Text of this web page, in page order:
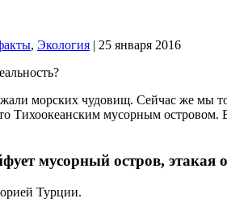
, Экология | 25 января 2016
морских чудовищ. Сейчас же мы
мусорным островом.
мусорный остров, этакая
Турции.